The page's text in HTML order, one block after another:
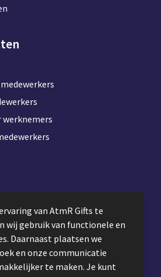
van AtmR Gifts te
wij gebruik van functionele en
Daarnaast plaatsen we
en onze communicatie
te maken. Je kunt